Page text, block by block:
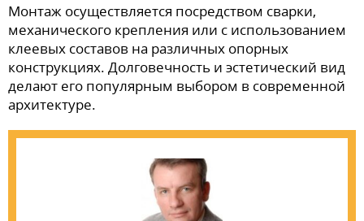
Монтаж осуществляется посредством сварки,
механического крепления или с использованием
клеевых составов на различных опорных
конструкциях. Долговечность и эстетический вид
делают его популярным выбором в современной
архитектуре.